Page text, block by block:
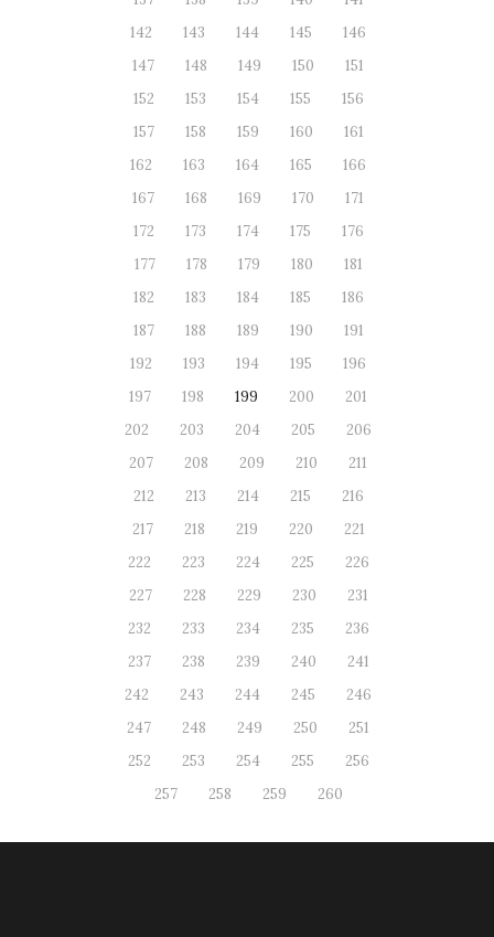
142
143 144 145
146
147
148 149 150
151
152
153 154 155
156
157
158 159 160
161
162
163 164 165
166
167
168 169 170
171
172
173 174 175
176
177
178 179 180
181
182
183 184 185
186
187
188 189 190
191
192
193 194 195
196
197
198 199 200
201
202
203 204 205
206
207
208 209 210
211
212
213 214 215
216
217
218 219 220
221
222
223 224 225
226
227
228 229 230
231
232
233 234 235
236
237
238 239 240
241
242
243 244 245
246
247
248 249 250
251
252
253 254 255
256
257
258 259 260